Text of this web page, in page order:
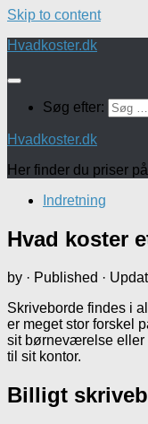
Skip to content
Hvadkoster.dk
Søg efter:
Hvadkoster.dk
Her finder du priser
Indretning
Hvad koster
by · Published ·
Skriveborde findes i
er meget stor forskel
sit børneværelse
til sit kontor.
Billigt